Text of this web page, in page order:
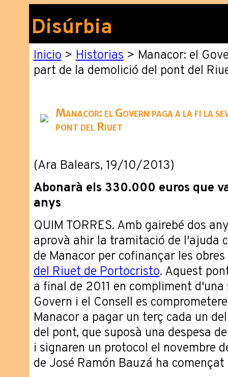
Disúrbia
Inicio>Historias> Manacor: el
part de la demolició del pont del
Manacor: el Govern paga a la fi la
pont del Riuet
(Ara Balears, 19/10/2013)
Abonarà els 330.000 euros que
anys
QUIM TORRES. Amb gairebé dos
aprovà ahir la tramitació de l'ajuda
de Manacor per cofinançar les
del Riuet de Portocristo. Aquest
a final de 2011 en compliment
Govern i el Consell es
Manacor a pagar un terç cada un
del pont, que suposà una despesa
i signaren un protocol el novembre
de José Ramón Bauzá ha